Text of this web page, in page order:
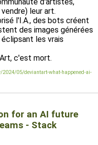
leur art.
l'I.A., des bots créent
des images générées
les vrais
c'est mort.
2024/05/deviantart-what-happened-ai-
for an AI future
- Stack